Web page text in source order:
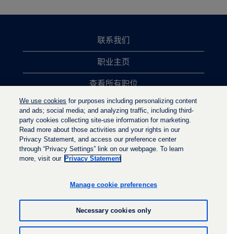
联系我们
职业主页
查看所有职位
热门职位搜索
隐私政策
选
卡
中
打
开
选
中
打
开
卡
开
We use cookies for purposes including personalizing content
and ads; social media; and analyzing traffic, including third-
party cookies collecting site-use information for marketing.
Read more about those activities and your rights in our
Privacy Statement, and access our preference center
through “Privacy Settings” link on our webpage. To learn
more, visit our Privacy Statement
Manage cookie preferences
Necessary cookies only